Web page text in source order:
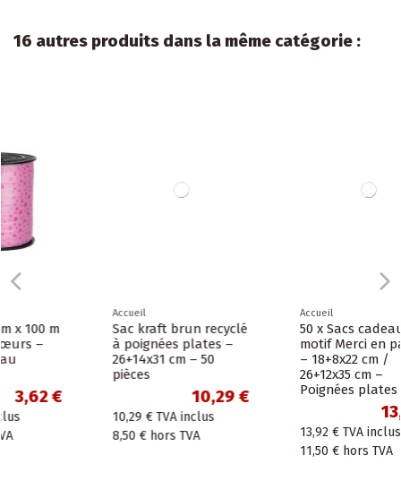
16 autres produits dans la même catégorie :
Sac kraft brun recyclé
à poignées plates –
26+14x31 cm – 50
TVA inclus
hors TVA
50 x Sacs cadeau
motif Merci en papier
– 18+8x22 cm /
26+12x35 cm –
Poignées plates
TVA inclus
hors TVA